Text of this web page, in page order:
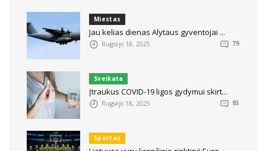
Miestas
Jau kelias dienas Alytaus gyventojai ...
Rugsėjo 18, 2025 79
Sveikata
Įtraukus COVID-19 ligos gydymui skirt...
Rugsėjo 18, 2025 93
Sportas